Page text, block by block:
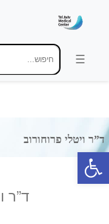
פתח סרגל נגישות
ד”ר